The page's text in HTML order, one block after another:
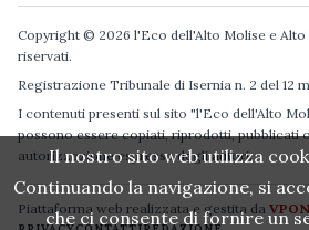
Copyright © 2026 l'Eco dell'Alto Molise e Alto
riservati.
Registrazione Tribunale di Isernia n. 2 del 12
I contenuti presenti sul sito "l'Eco dell'Alto
possono essere copiati, riprodotti, pubblicati
autorizzazione espressa degli autori.
Piattaforma web realizzata e gestita da
Il nostro sito web utilizza
Continuando la navigazione, si
che ci consente di fornire un